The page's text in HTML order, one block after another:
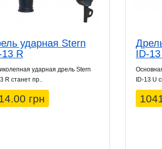
ударная Stern
R
ударная дрель Stern
R станет пр..
грн
ID-
ID-13 U